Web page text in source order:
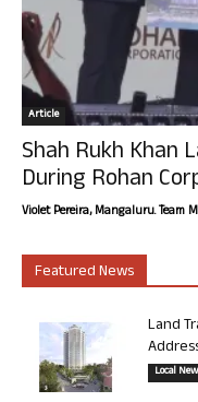
Article
Shah Rukh Khan
During Rohan
Violet Pereira, Mangaluru. Team
Featured News
Land
Local